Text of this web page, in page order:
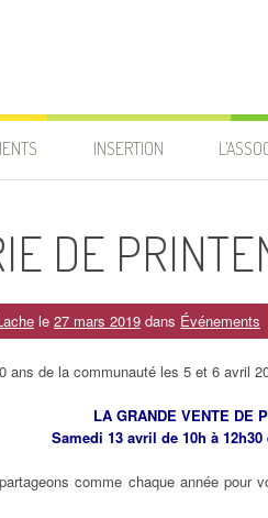
INSERTION
DE
le 27 mars 2019 dans Événements
ans de la communauté les 5 et 6 avril
LA GRANDE VENTE DE
Samedi 13 avril de 10h à 12h30
comme chaque année pour